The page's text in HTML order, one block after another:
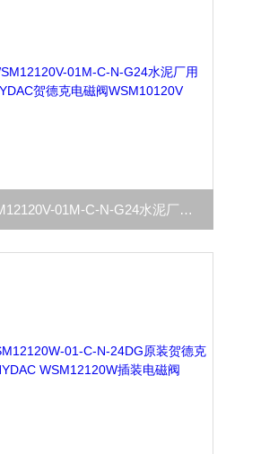
WSM12120V-01M-C-N-G24水泥厂用HYDAC贺德克电磁阀WSM10120V